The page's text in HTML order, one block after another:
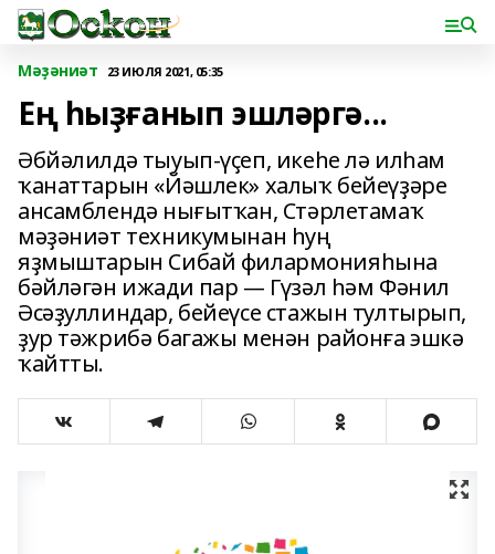
Мәҙәниәт 23 ИЮЛЯ 2021, 05:35
Ең һыҙғанып эшләргә...
Әбйәлилдә тыуып-үҫеп, икеһе лә илһам
ҡанаттарын «Йәшлек» халыҡ бейеүҙәре
ансамблендә нығытҡан, Стәрлетамаҡ
мәҙәниәт техникумынан һуң
яҙмыштарын Сибай филармонияһына
бәйләгән ижади пар — Гүзәл һәм Фәнил
Әсәҙуллиндар, бейеүсе стажын тултырып,
ҙур тәжрибә багажы менән районға эшкә
ҡайтты.